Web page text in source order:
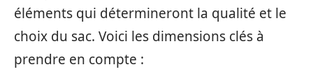
éléments qui détermineront la qualité et le
choix du sac. Voici les dimensions clés à
prendre en compte :